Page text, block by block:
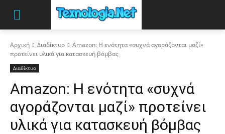
Αρχική Διαδίκτυο
Amazon: Η ενότητα «συχνά αγοράζονται μαζί»
προτείνει υλικά για κατασκευή βόμβας
Διαδίκτυο
Amazon: Η ενότητα «συχνά
αγοράζονται μαζί» προτείνει
υλικά για κατασκευή βόμβας